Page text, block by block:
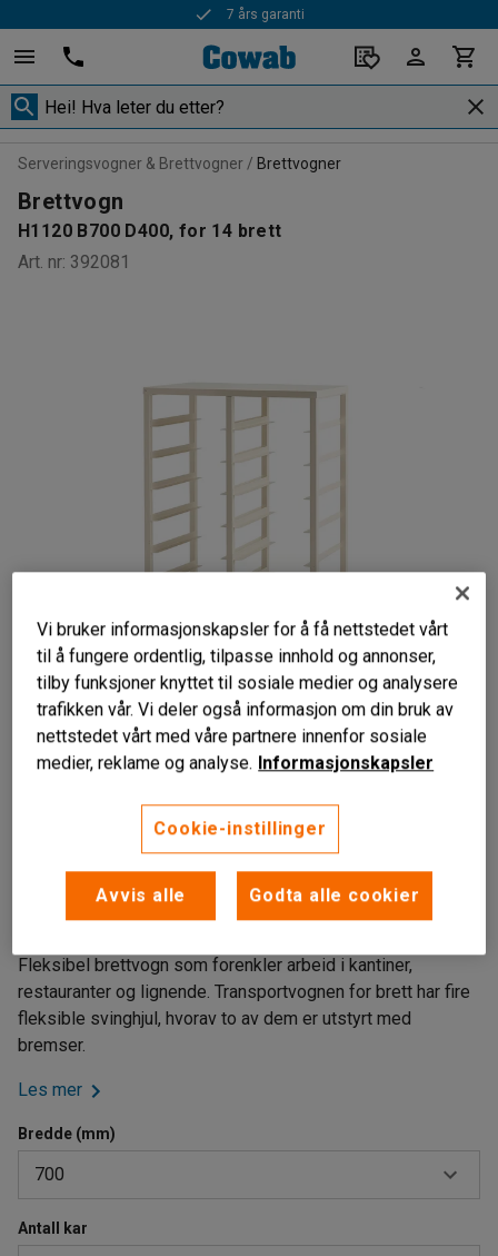
7 års garanti
Rask levering
Serveringsvogner & Brettvogner Brettvogner
Brettvogn
H1120 B700 D400, for 14 brett
Art. nr: 392081
Stabil konstruksjon
Til 14-21 stk. spisebrett
Svingbare hjul med bremser
Fleksibel brettvogn som forenkler arbeid i kantiner,
restauranter og lignende. Transportvognen for brett har fire
fleksible svinghjul, hvorav to av dem er utstyrt med
bremser.
Les mer
Bredde (mm)
700
700
Antall kar
Vi bruker informasjonskapsler for å få nettstedet vårt
til å fungere ordentlig, tilpasse innhold og annonser,
tilby funksjoner knyttet til sosiale medier og analysere
trafikken vår. Vi deler også informasjon om din bruk av
nettstedet vårt med våre partnere innenfor sosiale
medier, reklame og analyse. Informasjonskapsler
Cookie-instillinger
Avvis alle Godta alle cookier